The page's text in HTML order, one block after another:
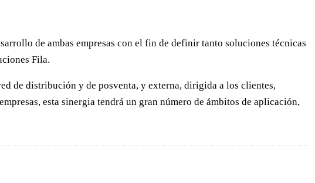
de ambas empresas con el fin de definir tanto soluciones técnicas
Fila.
de distribución y de posventa, y externa, dirigida a los clientes,
esta sinergia tendrá un gran número de ámbitos de aplicación,